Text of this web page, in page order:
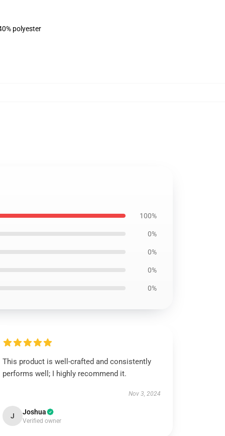
polyester
100%
0%
0%
0%
0%
This product is well-crafted and consistently
performs well; I highly recommend it.
Nov 3, 2024
J Joshua
Verified owner